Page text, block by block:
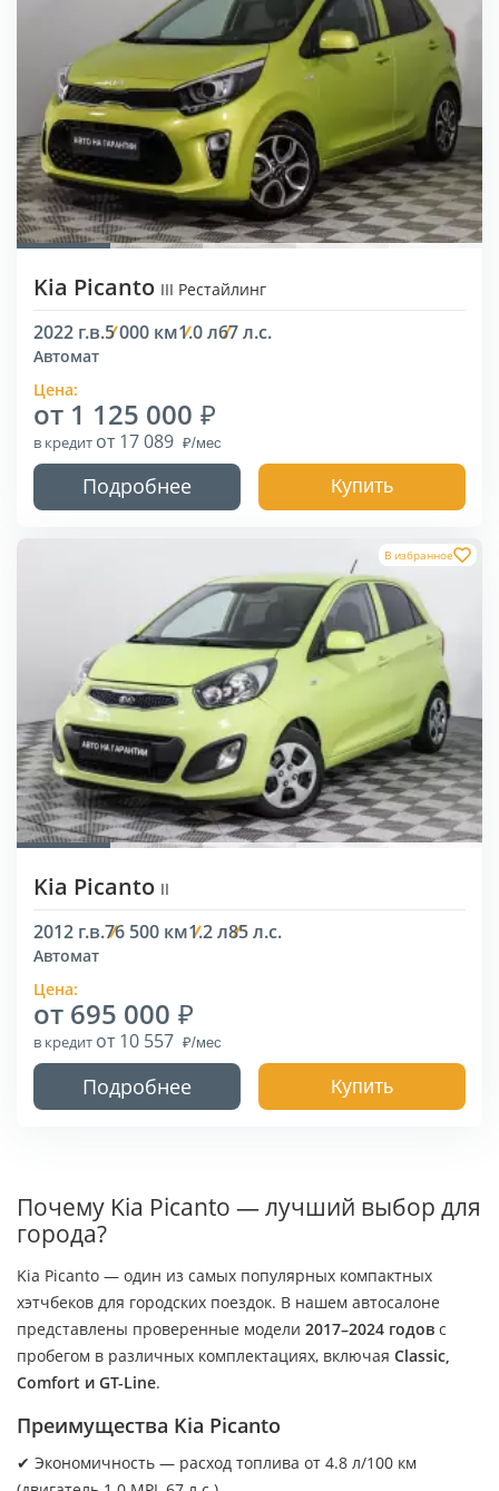
Kia Picanto III Рестайлинг
2022 г.в.5 000 км1.0 л67 л.с.
Автомат
Цена:
от 1 125 000
в кредит от 17 089
Подробнее Купить
В избранное
Kia Picanto II
2012 г.в.76 500 км1.2 л85 л.с.
Автомат
Цена:
от 695 000
в кредит от 10 557
Подробнее Купить
Почему Kia Picanto — лучший выбор для
города?
Kia Picanto — один из самых популярных компактных
хэтчбеков для городских поездок. В нашем автосалоне
представлены проверенные модели 2017–2024 годов с
пробегом в различных комплектациях, включая Classic,
Comfort и GT-Line.
Преимущества Kia Picanto
✔ Экономичность — расход топлива от 4.8 л/100 км